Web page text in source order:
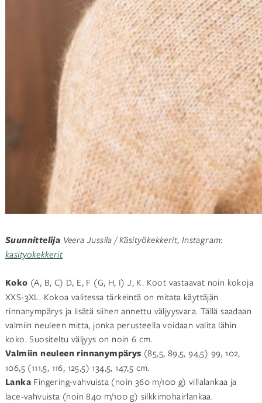
Suunnittelija Veera Jussila / Käsityökekkerit, Instagram:
kasityokekkerit
Koko (A, B, C) D, E, F (G, H, I) J, K. Koot vastaavat noin kokoja
XXS-3XL. Kokoa valitessa tärkeintä on mitata käyttäjän
rinnanympärys ja lisätä siihen annettu väljyysvara. Tällä saadaan
valmiin neuleen mitta, jonka perusteella voidaan valita lähin
koko. Suositeltu väljyys on noin 6 cm.
Valmiin neuleen rinnanympärys (85,5, 89,5, 94,5) 99, 102,
106,5 (111,5, 116, 125,5) 134,5, 147,5 cm.
LankaFingering-vahvuista (noin 360 m/100 g) villalankaa ja
lace-vahvuista (noin 840 m/100 g) silkkimohairlankaa.